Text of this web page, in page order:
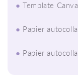
● Template
● Papier
● Papier